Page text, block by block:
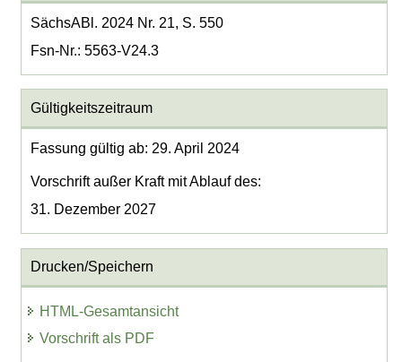
SächsABl. 2024 Nr. 21, S. 550
Fsn-Nr.: 5563-V24.3
Gültigkeitszeitraum
Fassung gültig ab: 29. April 2024
Vorschrift außer Kraft mit Ablauf des:
31. Dezember 2027
Drucken/Speichern
HTML-Gesamtansicht
Vorschrift als PDF